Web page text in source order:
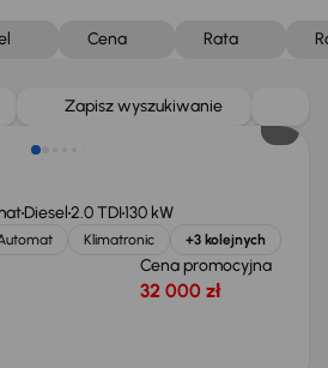
Cena Rata
Zapisz wyszukiwanie
Diesel2.0 TDI130 kW
Klimatronic +3 kolejnych
Cena promocyjna
32 000 zł